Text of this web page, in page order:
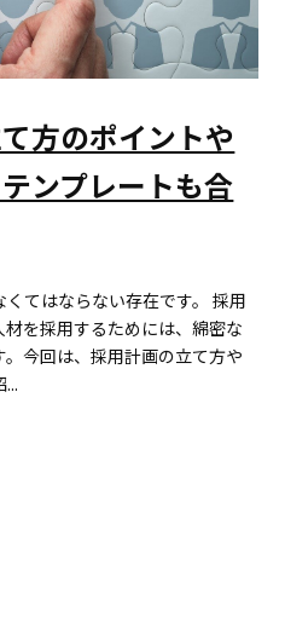
方のポイントや
ンプレートも合
てはならない存在です。 採用
を採用するためには、綿密な
今回は、採用計画の立て方や